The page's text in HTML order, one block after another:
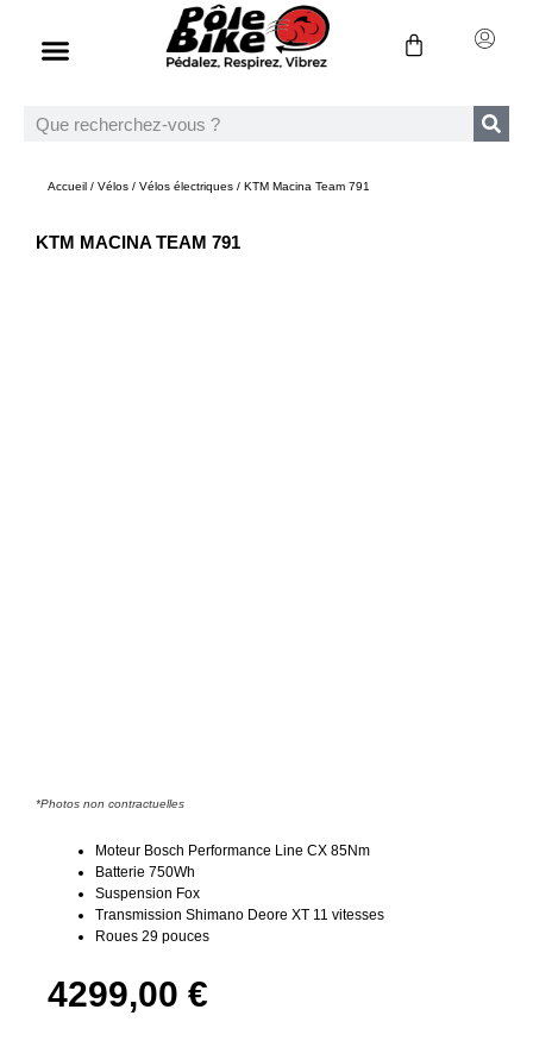
Accueil / Vélos / Vélos électriques / KTM Macina Team 791
KTM MACINA TEAM 791
*Photos non contractuelles
Moteur Bosch Performance Line CX 85Nm
Batterie 750Wh
Suspension Fox
Transmission Shimano Deore XT 11 vitesses
Roues 29 pouces
4299,00 €